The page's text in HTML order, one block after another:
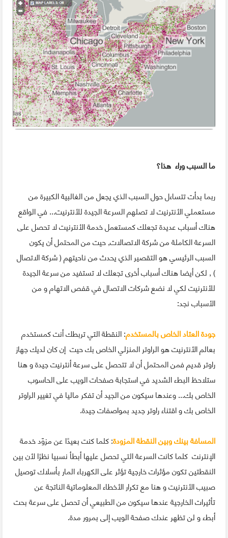
ما السبب وراء هذا؟
ربما بدأت تتساءل حول السبب الذي يجعل من الغالبية الكبيرة من
مستعملي الأنترنيت لا تصلهم السرعة الجيدة للأنترنيت... في الواقع
هناك أسباب عديدة تجعلك كمستعمل خدمة الأنترنيت لا تحصل على
السرعة الكاملة من شركة الاتصالات, حيت من المحتمل أن يكون
السبب الرئيسي هو التقصير الذي يحدث من ناحيتهم ( شركة الاتصال
) , لكن أيضا هناك أسباب أخرى تجعلك لا تستفيد من سرعة الجيدة
للأنترنيت لكي لا نضع شركات الاتصال في قفص الاتهام و من
الأسباب نجد:
جودة العتاد الخاص بالمستخدم: النقطة التي تربطك أنت كمستخدم
بعالم الأنترنيت هو الراوتر المنزلي الخاص بك حيت إن كان لديك جهاز
راوتر قديم فمن المحتمل أن لا تتحصل على سرعة أنترنيت جيدة و هنا
ستلاحظ البطء الشديد في استجابة صفحات الويب على الحاسوب
الخاص بك... وعندها سيكون من الجيد أن تفكر ماليا في تغيير الراوتر
الخاص بك و اقتناء راوتر جديد بمواصفات جيدة.
المسافة بينك وبين النقطة المزودة: كلما كنت بعيدًا عن مزوّد خدمة
الإنترنت كلما كانت السرعة التي تحصل عليها أبطأ نسبيا نظرًا لأن بين
النقطتين تكون مؤثرات خارجية تؤثر على الكهرباء المار بأسلاك توصيل
صبيب الأنترنيت و هنا مع تكرار الأخطاء المعلوماتية الناتجة عن
تأثيرات الخارجية عندها سيكون من الطبيعي أن تحصل على سرعة بحت
أبطء و لن تظهر عندك صفحة الويب إلى بمرور مدة.